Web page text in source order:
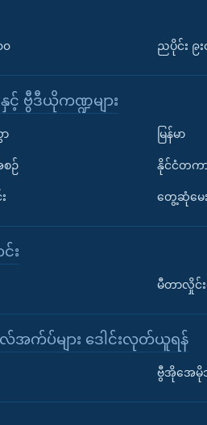
၀ ညပိုင်း ၉း
ဗွီဒီယိုကဏ္ဍများ
ဉ်
မြန်မာ
နိုင်ငံတက
တွေ့ဆုံမေး
း
မီတာလှိုင်းမ
အက်ပ်များ ဒေါင်းလုတ်ယူရန်
ဗွီအိုအေမို